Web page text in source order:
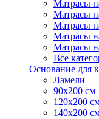
Матрасы
Матрасы
Матрасы
Матрасы
Матрасы
Все
Основание для
Ламели
90х200 см
120х200
140х200